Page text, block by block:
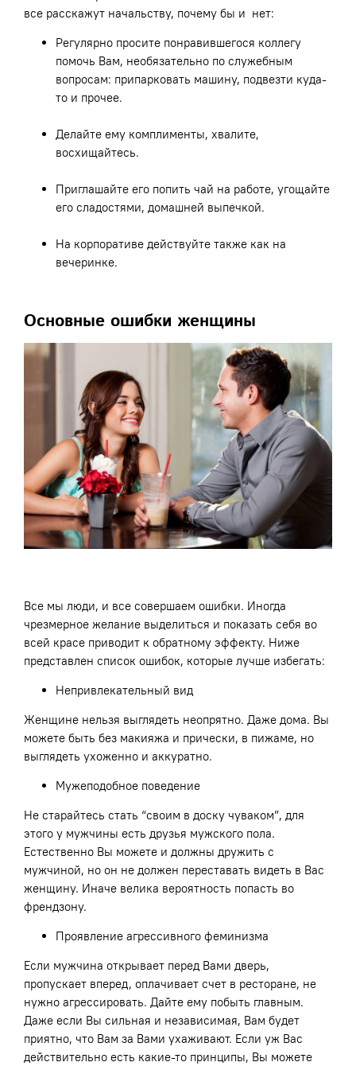
все расскажут начальству, почему бы и нет:
Регулярно просите понравившегося коллегу
помочь Вам, необязательно по служебным
вопросам: припарковать машину, подвезти куда-
то и прочее.
Делайте ему комплименты, хвалите,
восхищайтесь.
Приглашайте его попить чай на работе, угощайте
его сладостями, домашней выпечкой.
На корпоративе действуйте также как на
вечеринке.
Основные ошибки женщины
Все мы люди, и все совершаем ошибки. Иногда
чрезмерное желание выделиться и показать себя во
всей красе приводит к обратному эффекту. Ниже
представлен список ошибок, которые лучше избегать:
Непривлекательный вид
Женщине нельзя выглядеть неопрятно. Даже дома. Вы
можете быть без макияжа и прически, в пижаме, но
выглядеть ухоженно и аккуратно.
Мужеподобное поведение
Не старайтесь стать “своим в доску чуваком”, для
этого у мужчины есть друзья мужского пола.
Естественно Вы можете и должны дружить с
мужчиной, но он не должен переставать видеть в Вас
женщину. Иначе велика вероятность попасть во
френдзону.
Проявление агрессивного феминизма
Если мужчина открывает перед Вами дверь,
пропускает вперед, оплачивает счет в ресторане, не
нужно агрессировать. Дайте ему побыть главным.
Даже если Вы сильная и независимая, Вам будет
приятно, что Вам за Вами ухаживают. Если уж Вас
действительно есть какие-то принципы, Вы можете